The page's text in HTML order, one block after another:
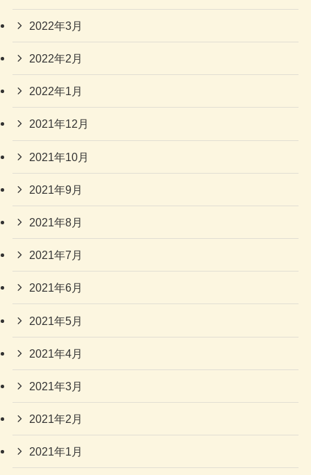
2022年3月
2022年2月
2022年1月
2021年12月
2021年10月
2021年9月
2021年8月
2021年7月
2021年6月
2021年5月
2021年4月
2021年3月
2021年2月
2021年1月